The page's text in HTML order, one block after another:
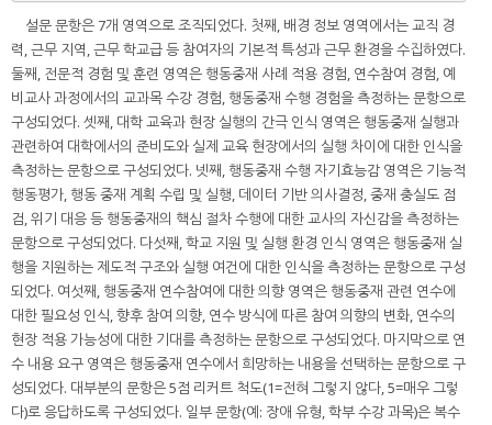
설문 문항은 7개 영역으로 조직되었다. 첫째, 배경 정보 영역에서는 교직 경
력, 근무 지역, 근무 학교급 등 참여자의 기본적 특성과 근무 환경을 수집하였다.
둘째, 전문적 경험 및 훈련 영역은 행동중재 사례 적용 경험, 연수참여 경험, 예
비교사 과정에서의 교과목 수강 경험, 행동중재 수행 경험을 측정하는 문항으로
구성되었다. 셋째, 대학 교육과 현장 실행의 간극 인식 영역은 행동중재 실행과
관련하여 대학에서의 준비도와 실제 교육 현장에서의 실행 차이에 대한 인식을
측정하는 문항으로 구성되었다. 넷째, 행동중재 수행 자기효능감 영역은 기능적
행동평가, 행동 중재 계획 수립 및 실행, 데이터 기반 의사결정, 중재 충실도 점
검, 위기 대응 등 행동중재의 핵심 절차 수행에 대한 교사의 자신감을 측정하는
문항으로 구성되었다. 다섯째, 학교 지원 및 실행 환경 인식 영역은 행동중재 실
행을 지원하는 제도적 구조와 실행 여건에 대한 인식을 측정하는 문항으로 구성
되었다. 여섯째, 행동중재 연수참여에 대한 의향 영역은 행동중재 관련 연수에
대한 필요성 인식, 향후 참여 의향, 연수 방식에 따른 참여 의향의 변화, 연수의
현장 적용 가능성에 대한 기대를 측정하는 문항으로 구성되었다. 마지막으로 연
수 내용 요구 영역은 행동중재 연수에서 희망하는 내용을 선택하는 문항으로 구
성되었다. 대부분의 문항은 5점 리커트 척도(1=전혀 그렇지 않다, 5=매우 그렇
다)로 응답하도록 구성되었다. 일부 문항(예: 장애 유형, 학부 수강 과목)은 복수